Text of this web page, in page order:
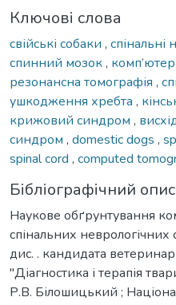
Ключові слова
свійські собаки , спінальні
спинний мозок,
резонансна томографія ,
ушкодження хребта ,
крижовий синдром ,
синдром , domestic dogs ,
spinal cord , computed
Бібліографічний опис
Наукове обґрунтування
спінальних неврологічних
дис. . кандидата
"Діагностика і терапія
Р.В. Білошицький ;